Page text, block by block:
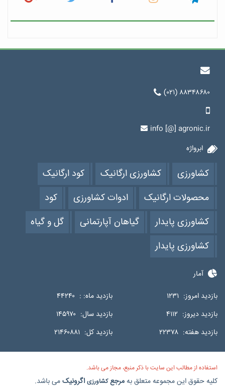
(۰۲۱) ۸۸۳۴۸۶۸۰
info [@] agronic.ir
ابرواژه
کشاورزی کشاورزی ارگانیک
کود ارگانیک
محصولات ارگانیک
ادوات کشاورزی
کود
کشاورزی پایدار
گیاهان آپارتمانی
گل و گیاه
کشاورزی پایدار
آمار
بازدید امروز: ۱۲۳۱ بازدید ماه: : ۴۴۲۴۰
بازدید دیروز: ۴۱۱۲ بازدید سال: ۱۴۵۹۷۰
بازدید هفته: ۲۲۳۷۸ بازدید کل: ۲۱۴۶۰۸۸۱
استفاده از مطالب این سایت با ذکر منبع، مجاز می باشد.
کلیه حقوق این مجموعه متعلق بهمرجعکشاورزی اگرونیکمی باشد.